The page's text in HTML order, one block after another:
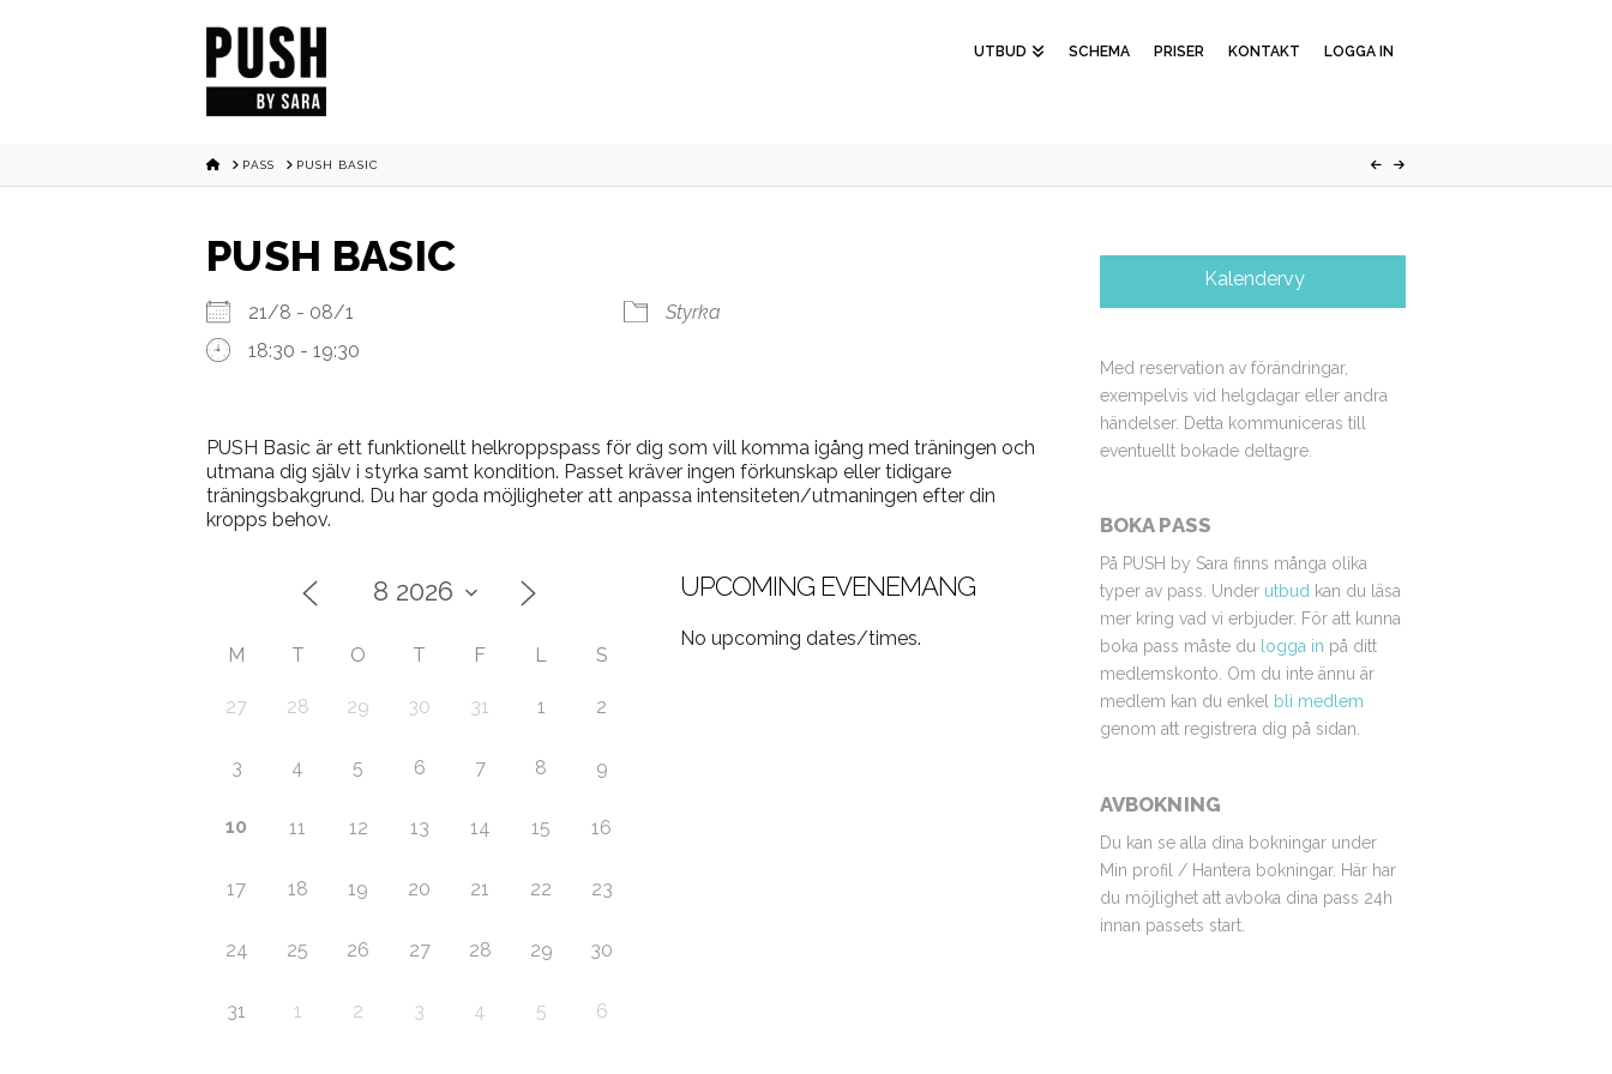
UTBUD SCHEMA PRISER KONTAKT LOGGA IN
HOMEPASS PUSH BASIC
PUSH BASIC
21/8 - 08/1
18:30 - 19:30
Styrka
PUSH Basic är ett funktionellt helkroppspass för dig som vill komma igång med träningen och
utmana dig själv i styrka samt kondition. Passet kräver ingen förkunskap eller tidigare
träningsbakgrund. Du har goda möjligheter att anpassa intensiteten/utmaningen efter din
kropps behov.
M T O T F L S
27 28 29 30 31 1 2
3 4 5 6 7 8 9
10 11 12 13 14 15 16
17 18 19 20 21 22 23
24 25 26 27 28 29 30
31 1 2 3 4 5 6
UPCOMING EVENEMANG
No upcoming dates/times.
Kalendervy
Med reservation av förändringar,
exempelvis vid helgdagar eller andra
händelser. Detta kommuniceras till
eventuellt bokade deltagre.
BOKA PASS
På PUSH by Sara finns många olika
typer av pass. Under utbudkan du läsa
mer kring vad vi erbjuder. För att kunna
boka pass måste du logga in på ditt
medlemskonto. Om du inte ännu är
medlem kan du enkel bli medlem
genom att registrera dig på sidan.
AVBOKNING
Du kan se alla dina bokningar under
Min profil / Hantera bokningar. Här har
du möjlighet att avboka dina pass 24h
innan passets start.